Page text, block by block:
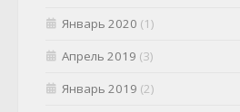
Январь 2020 (1)
Апрель 2019 (3)
Январь 2019 (2)